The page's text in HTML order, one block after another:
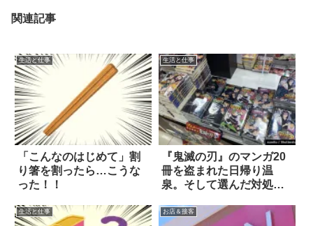
関連記事
生活と仕事
「こんなのはじめて」割
り箸を割ったら…こうな
った！！
生活と仕事
『鬼滅の刃』のマンガ20
冊を盗まれた日帰り温
泉。そして選んだ対処法
生活と仕事 お店＆接客